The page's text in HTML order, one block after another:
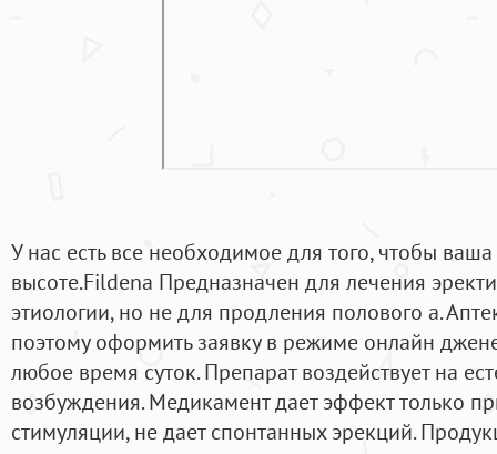
У нас есть все необходимое для того, чтобы
высоте.Fildena Предназначен для лечения
этиологии, но не для продления полового а.
поэтому оформить заявку в режиме онлайн
любое время суток. Препарат воздействует на
возбуждения. Медикамент дает эффект только
стимуляции, не дает спонтанных эрекций.